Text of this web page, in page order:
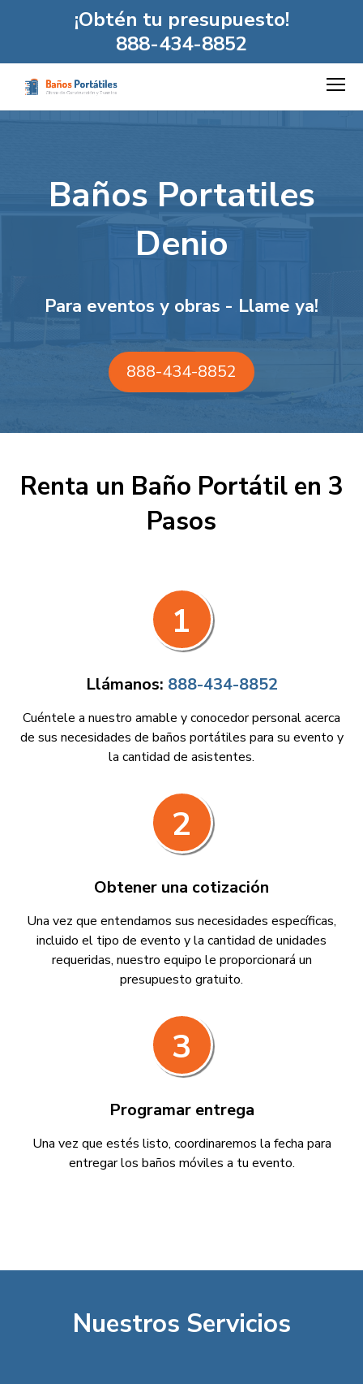
¡Obtén tu presupuesto!
888-434-8852
Baños Portatiles
Denio
Para eventos y obras - Llame ya!
888-434-8852
Renta un Baño Portátil en 3
Pasos
1
Llámanos: 888-434-8852
Cuéntele a nuestro amable y conocedor personal acerca
de sus necesidades de baños portátiles para su evento y
la cantidad de asistentes.
2
Obtener una cotización
Una vez que entendamos sus necesidades específicas,
incluido el tipo de evento y la cantidad de unidades
requeridas, nuestro equipo le proporcionará un
presupuesto gratuito.
3
Programar entrega
Una vez que estés listo, coordinaremos la fecha para
entregar los baños móviles a tu evento.
Nuestros Servicios